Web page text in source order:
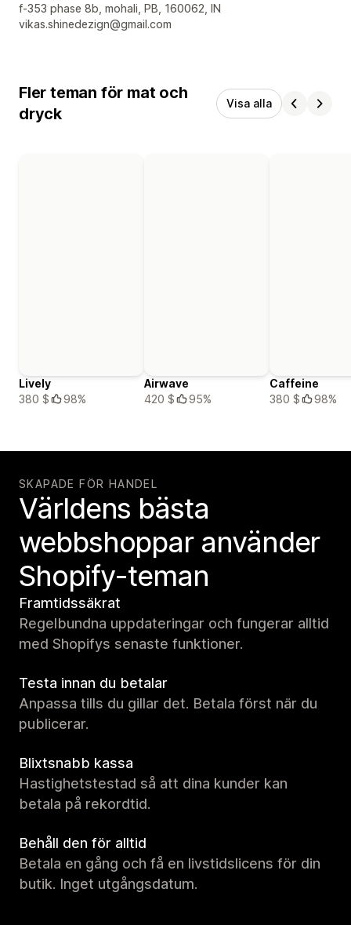
Designerns kontaktuppgifter
f-353 phase 8b, mohali, PB, 160062, IN
vikas.shinedezign@gmail.com
Fler teman för mat och
dryck
Visa alla
Lively
380 $
98%
Airwave
420 $
95%
Caffeine
380 $
98%
SKAPADE FÖR HANDEL
Världens bästa
webbshoppar använder
Shopify-teman
Framtidssäkrat
Regelbundna uppdateringar och fungerar alltid
med Shopifys senaste funktioner.
Testa innan du betalar
Anpassa tills du gillar det. Betala först när du
publicerar.
Blixtsnabb kassa
Hastighetstestad så att dina kunder kan
betala på rekordtid.
Behåll den för alltid
Betala en gång och få en livstidslicens för din
butik. Inget utgångsdatum.